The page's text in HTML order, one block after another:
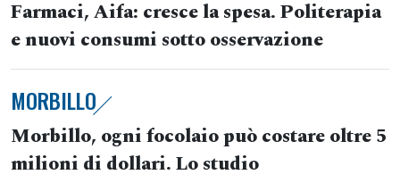
Farmaci, Aifa: cresce la spesa. Politerapia
e nuovi consumi sotto osservazione
MORBILLO
Morbillo, ogni focolaio può costare oltre 5
milioni di dollari. Lo studio